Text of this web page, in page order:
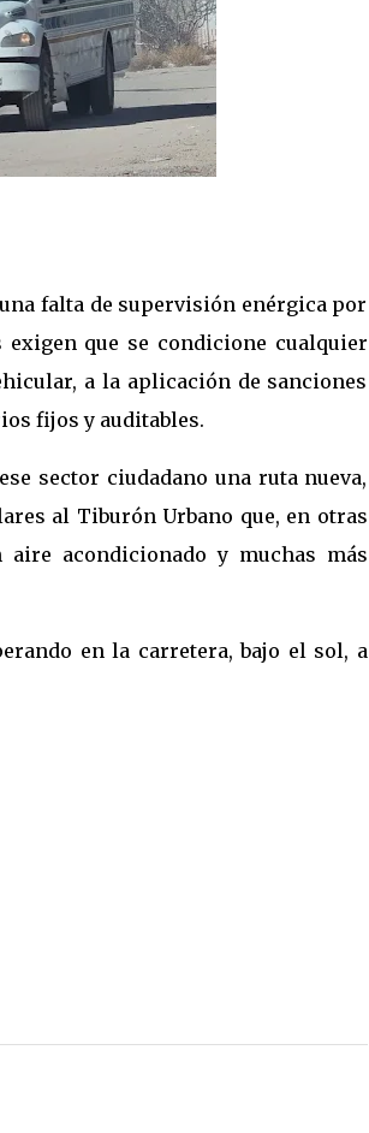
falta de supervisión enérgica por
que se condicione cualquier
a la aplicación de sanciones
fijos y auditables.
sector ciudadano una ruta nueva,
al Tiburón Urbano que, en otras
acondicionado y muchas más
en la carretera, bajo el sol, a